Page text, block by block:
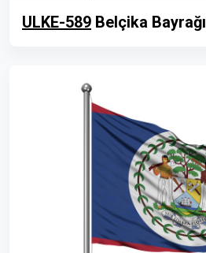
ULKE-589 Belçika Bayrağı